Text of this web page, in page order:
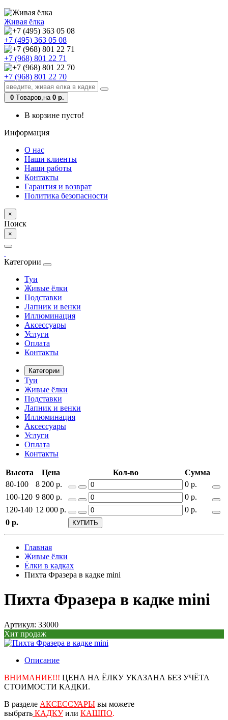
Живая ёлка
+7 (495) 363 05 08
+7 (968) 801 22 71
+7 (968) 801 22 70
0 Tоваров,на 0 р.
В корзине пусто!
Информация
О нас
Наши клиенты
Наши работы
Контакты
Гарантия и возврат
Политика безопасности
×
Поиск
×
Категории
Туи
Живые ёлки
Подставки
Лапник и венки
Иллюминация
Аксессуары
Услуги
Оплата
Контакты
Категории
Туи
Живые ёлки
Подставки
Лапник и венки
Иллюминация
Аксессуары
Услуги
Оплата
Контакты
Высота Цена Кол-во
Сумма
80-100
8 200 р. 0 р.
100-120 9 800 р. 0 р.
120-140 12 000 р. 0 р.
0 р. КУПИТЬ
Главная
Живые ёлки
Ёлки в кадках
Пихта Фразера в кадке mini
Пихта Фразера в кадке mini
Артикул: 33000
Хит продаж
Описание
ВНИМАНИЕ!!! ЦЕНА НА ЁЛКУ УКАЗАНА БЕЗ УЧЁТА
СТОИМОСТИ КАДКИ.
В разделе АКСЕССУАРЫ вы можете
выбрать КАДКУ или КАШПО.